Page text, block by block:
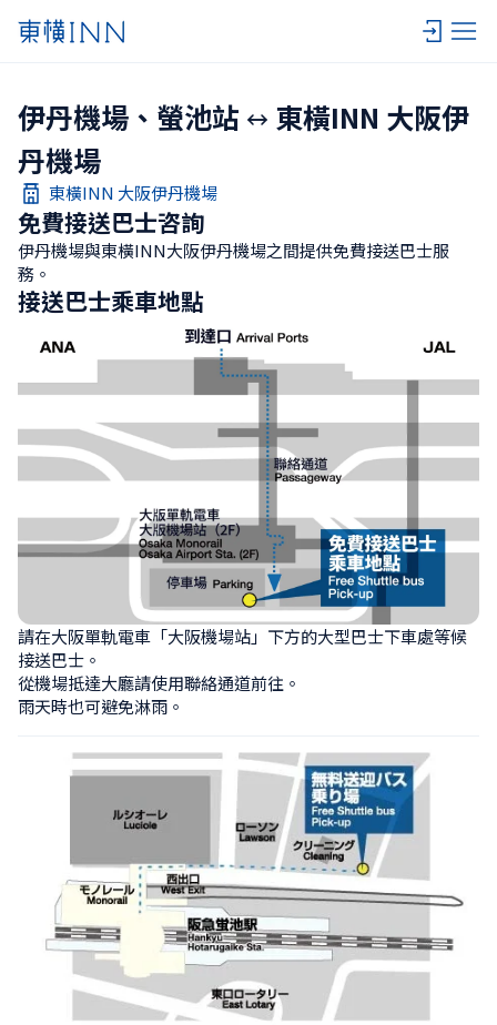
伊丹機場、螢池站
東橫INN 大阪伊
丹機場
東橫INN 大阪伊丹機場
免費接送巴士咨詢
伊丹機場與東橫INN大阪伊丹機場之間提供免費接送巴士服
務。
接送巴士乘車地點
請在大阪單軌電車「大阪機場站」下方的大型巴士下車處等候
接送巴士。
從機場抵達大廳請使用聯絡通道前往。
雨天時也可避免淋雨。